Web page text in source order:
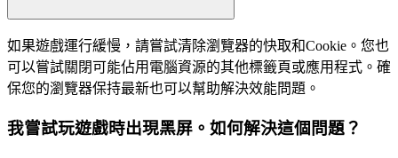
如果遊戲運行緩慢，請嘗試清除瀏覽器的快取和Cookie。您也
可以嘗試關閉可能佔用電腦資源的其他標籤頁或應用程式。確
保您的瀏覽器保持最新也可以幫助解決效能問題。
我嘗試玩遊戲時出現黑屏。如何解決這個問題？